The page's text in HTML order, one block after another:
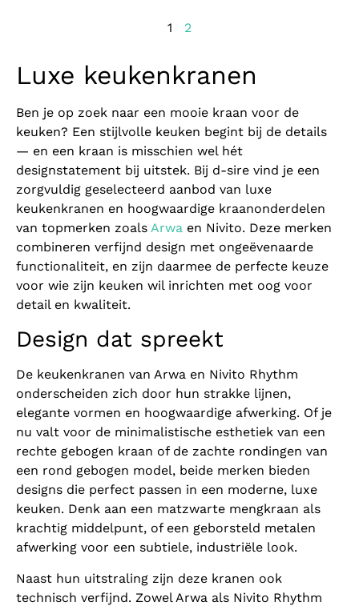
1 2
Luxe keukenkranen
Ben je op zoek naar een mooie kraan voor de
keuken? Een stijlvolle keuken begint bij de details
— en een kraan is misschien wel hét
designstatement bij uitstek. Bij d-sire vind je een
zorgvuldig geselecteerd aanbod van luxe
keukenkranen en hoogwaardige kraanonderdelen
van topmerken zoals Arwa en Nivito. Deze merken
combineren verfijnd design met ongeëvenaarde
functionaliteit, en zijn daarmee de perfecte keuze
voor wie zijn keuken wil inrichten met oog voor
detail en kwaliteit.
Design dat spreekt
De keukenkranen van Arwa en Nivito Rhythm
onderscheiden zich door hun strakke lijnen,
elegante vormen en hoogwaardige afwerking. Of je
nu valt voor de minimalistische esthetiek van een
rechte gebogen kraan of de zachte rondingen van
een rond gebogen model, beide merken bieden
designs die perfect passen in een moderne, luxe
keuken. Denk aan een matzwarte mengkraan als
krachtig middelpunt, of een geborsteld metalen
afwerking voor een subtiele, industriële look.
Naast hun uitstraling zijn deze kranen ook
technisch verfijnd. Zowel Arwa als Nivito Rhythm